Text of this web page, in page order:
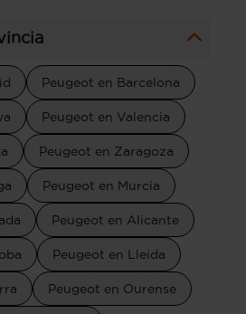
Peugeot en Barcelona
Peugeot en Valencia
Peugeot en Zaragoza
Peugeot en Murcia
Peugeot en Alicante
Peugeot en Lleida
Peugeot en Ourense